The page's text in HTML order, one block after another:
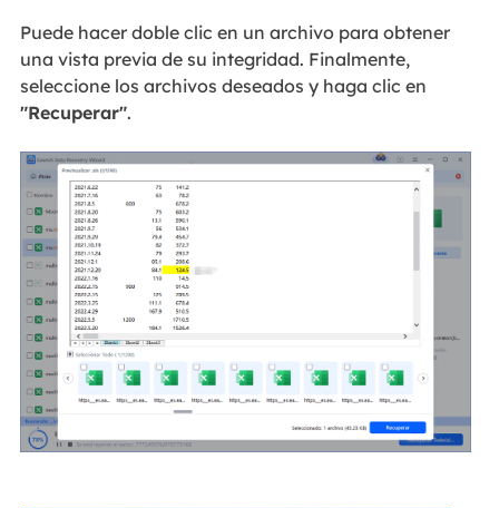
Puede hacer doble clic en un archivo para obtener
una vista previa de su integridad. Finalmente,
seleccione los archivos deseados y haga clic en
"Recuperar".